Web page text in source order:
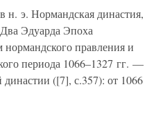
н. э. Нормандская династия,
Эдуарда Эпоха
нормандского правления и
периода 1066–1327 гг. —
([7], с.357): от 1066